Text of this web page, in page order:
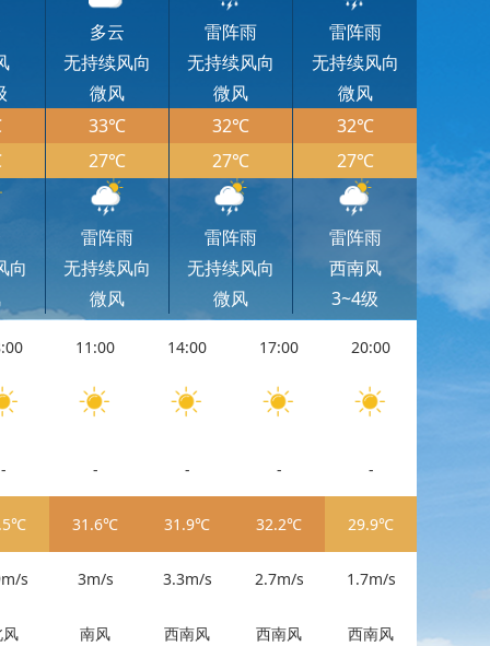
向
多云
无持续风向
微风
33℃
27℃
雷阵雨
无持续风向
微风
雷阵雨
无持续风向
微风
32℃
27℃
雷阵雨
无持续风向
微风
雷阵雨
无持续风向
微风
32℃
27℃
雷阵雨
西南风
3~4级
-
s
11:00
-
31.6℃
3m/s
南风
14:00
-
31.9℃
3.3m/s
西南风
17:00
-
32.2℃
2.7m/s
西南风
20:00
-
29.9℃
1.7m/s
西南风